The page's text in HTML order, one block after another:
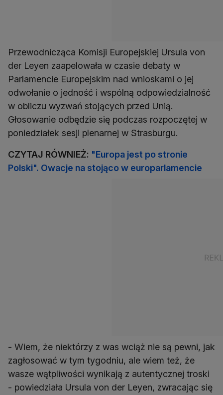
Przewodnicząca Komisji Europejskiej Ursula von
der Leyen zaapelowała w czasie debaty w
Parlamencie Europejskim nad wnioskami o jej
odwołanie o jedność i wspólną odpowiedzialność
w obliczu wyzwań stojących przed Unią.
Głosowanie odbędzie się podczas rozpoczętej w
poniedziałek sesji plenarnej w Strasburgu.
CZYTAJ RÓWNIEŻ: "Europa jest po stronie
Polski". Owacje na stojąco w europarlamencie
- Wiem, że niektórzy z was wciąż nie są pewni, jak
zagłosować w tym tygodniu, ale wiem też, że
wasze wątpliwości wynikają z autentycznej troski
- powiedziała Ursula von der Leyen, zwracając się